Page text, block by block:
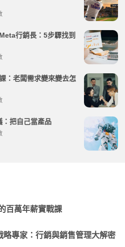
行銷長：5步驟找到
：老闆需求變來變去怎
：把自己當產品
百萬年薪實戰課
略專家：行銷與銷售管理大解密